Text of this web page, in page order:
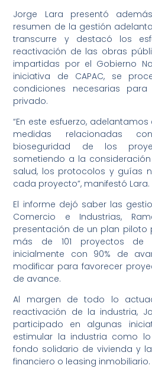
Jorge Lara presentó
resumen de la gestión
transcurre y destacó los
reactivación de las obras
impartidas por el Gobierno
iniciativa de CAPAC, se
condiciones necesarias
privado.
“En este esfuerzo,
medidas relacionadas
bioseguridad de los
sometiendo a la
salud, los protocolos y guías
cada proyecto”, manifestó Lara.
El informe dejó saber las
Comercio e Industrias,
presentación de un plan piloto
más de 101 proyectos de
inicialmente con 90% de
modificar para favorecer
de avance.
Al margen de todo lo
reactivación de la industria,
participado en algunas
estimular la industria como
fondo solidario de vivienda y
financiero o leasing inmobiliario.